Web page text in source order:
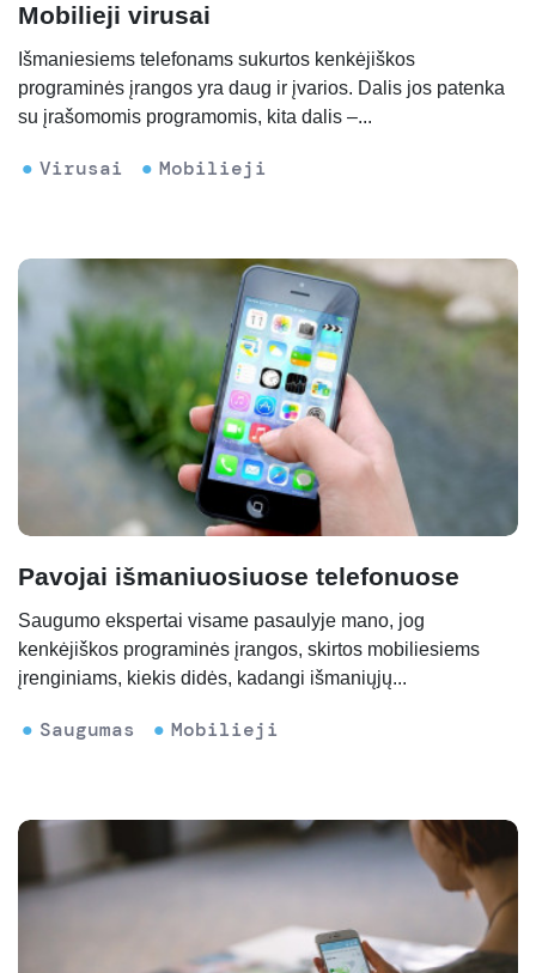
Mobilieji virusai
Išmaniesiems telefonams sukurtos kenkėjiškos
programinės įrangos yra daug ir įvarios. Dalis jos patenka
su įrašomomis programomis, kita dalis –...
Virusai Mobilieji
Pavojai išmaniuosiuose telefonuose
Saugumo ekspertai visame pasaulyje mano, jog
kenkėjiškos programinės įrangos, skirtos mobiliesiems
įrenginiams, kiekis didės, kadangi išmaniųjų...
Saugumas Mobilieji